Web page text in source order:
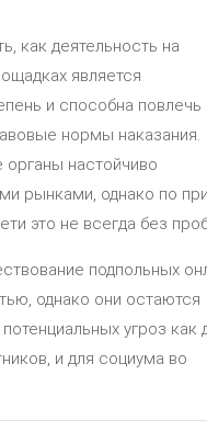
как деятельность на
является
и способна повлечь
нормы наказания.
настойчиво
рынками, однако по
это не всегда без
подпольных
однако они остаются
угроз как
и для социума во